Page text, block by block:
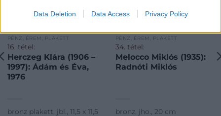
Data Deletion Data Access Privacy Policy
PÉNZ, ÉREM, PLAKETT
16. tétel:
Herczeg Klára (1906 –
1997): Ádám és Éva,
1976
bronz plakett, jbl., 11,5 x 11,5
PÉNZ, ÉREM, PLAKETT
34. tétel:
Melocco Miklós (1935):
Radnóti Miklós
bronz, jho., 20 cm